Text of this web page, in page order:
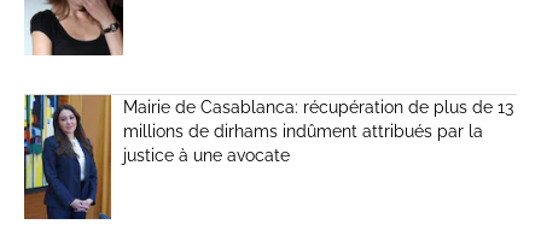
Mairie de Casablanca: récupération de plus de 13
millions de dirhams indûment attribués par la
justice à une avocate